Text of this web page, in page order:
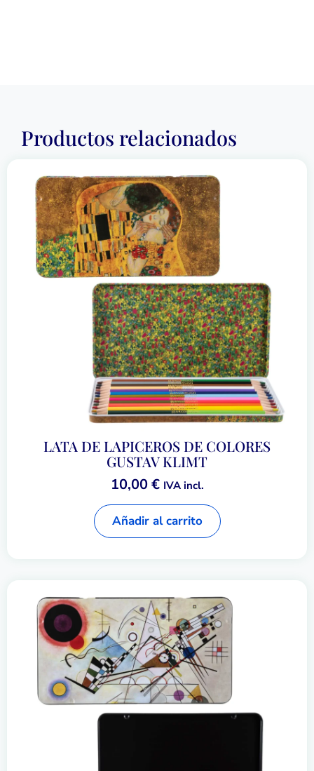
Productos relacionados
LATA DE LAPICEROS DE COLORES
GUSTAV KLIMT
10,00€ IVA incl.
Añadir al carrito